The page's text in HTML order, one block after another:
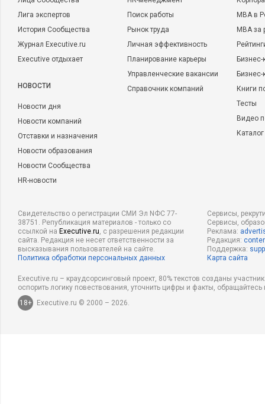
Лига экспертов
История Сообщества
Журнал Executive.ru
Executive отдыхает
НОВОСТИ
Новости дня
Новости компаний
Отставки и назначения
Новости образования
Новости Сообщества
HR-новости
Поиск работы
Рынок труда
Личная эффективность
Планирование карьеры
Управленческие вакансии
Справочник компаний
MBA в
MBA
Бизнес-
Книги
Тесты
Видео
Свидетельство о регистрации СМИ Эл NФС 77-
38751. Републикация материалов - только со
ссылкой на Executive.ru, с разрешения редакции
сайта. Редакция не несет ответственности за
высказывания пользователей на сайте.
Политика обработки персональных данных
Сервисы,
Сервисы,
Реклама:
Редакция:
Поддержка:
Карта сайта
Executive.ru – краудсорсинговый проект, 80% текстов созданы
оспорить логику повествования, уточнить цифры и факты,
18+
Executive.ru © 2000 – 2026.